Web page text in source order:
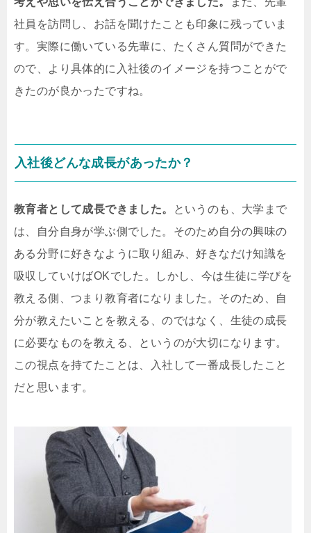
社員を訪問し、お話を聞けたことも印象に残っていま
す。実際に働いている先輩に、たくさん質問ができた
ので、より具体的に入社後のイメージを持つことがで
きたのが良かったですね。
入社後どんな成長があったか？
教育者として成長できました。
というのも、大学まで
は、自分自身が学ぶ側でした。そのため自分の興味の
ある分野に好きなように取り組み、好きなだけ知識を
吸収していけばOKでした。しかし、今は生徒に学びを
教える側、つまり教育者になりました。そのため、自
分が教えたいことを教える、のではなく、生徒の成長
に必要なものを教える、というのが大切になります。
この視点を持てたことは、入社して一番成長したこと
だと思います。